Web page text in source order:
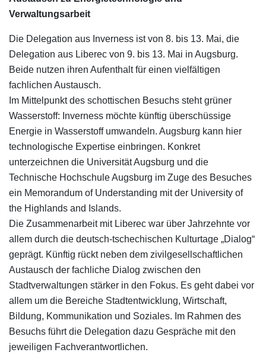
Verwaltungsarbeit
Die Delegation aus Inverness ist von 8. bis 13. Mai, die
Delegation aus Liberec von 9. bis 13. Mai in Augsburg.
Beide nutzen ihren Aufenthalt für einen vielfältigen
fachlichen Austausch.
Im Mittelpunkt des schottischen Besuchs steht grüner
Wasserstoff: Inverness möchte künftig überschüssige
Energie in Wasserstoff umwandeln. Augsburg kann hier
technologische Expertise einbringen. Konkret
unterzeichnen die Universität Augsburg und die
Technische Hochschule Augsburg im Zuge des Besuches
ein Memorandum of Understanding mit der University of
the Highlands and Islands.
Die Zusammenarbeit mit Liberec war über Jahrzehnte vor
allem durch die deutsch-tschechischen Kulturtage „Dialog“
geprägt. Künftig rückt neben dem zivilgesellschaftlichen
Austausch der fachliche Dialog zwischen den
Stadtverwaltungen stärker in den Fokus. Es geht dabei vor
allem um die Bereiche Stadtentwicklung, Wirtschaft,
Bildung, Kommunikation und Soziales. Im Rahmen des
Besuchs führt die Delegation dazu Gespräche mit den
jeweiligen Fachverantwortlichen.